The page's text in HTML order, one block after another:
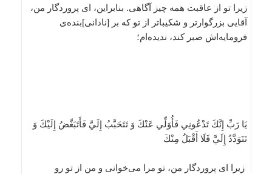
زيرا تو از عاقبت همه چيز آگاهى. بنابراين، اى پروردگار من،
آقايى بزرگوارتر و شكيباتر از تو كه بر [نادانى]بنده‌ى
فرومايه‌اش صبر كند، نديده‌ام؛
يَا رَبِّ إِنَّكَ تَدْعُونِي فَأُوَلِّي عَنْكَ وَ تَتَحَبَّبُ إِلَيَّ فَأَتَبَغَّضُ إِلَيْكَ وَ
تَتَوَدَّدُ إِلَيَّ فَلَا أَقْبَلُ مِنْكَ
زيرا اى پروردگار من، تو مرا مى‌خوانى و من از تو رو